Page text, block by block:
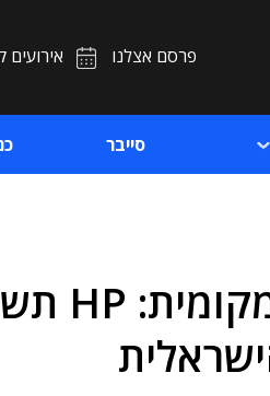
פרסם אצלנו אירועים
סייבר